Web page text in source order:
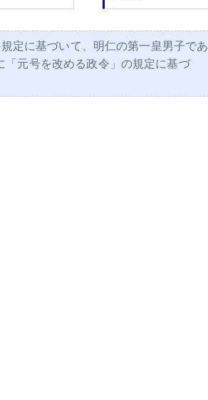
定に基づいて、明仁の第一皇男子であ
元号を改める政令」の規定に基づ